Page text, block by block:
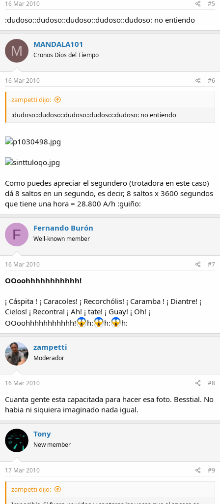
16 Mar 2010 #5
:dudoso::dudoso::dudoso::dudoso::dudoso: no entiendo
M MANDALA101
Cronos Dios del Tiempo
16 Mar 2010 #6
zampetti dijo:
:dudoso::dudoso::dudoso::dudoso::dudoso: no entiendo
Como puedes apreciar el segundero (trotadora en este caso)
dá 8 saltos en un segundo, es decir, 8 saltos x 3600 segundos
que tiene una hora = 28.800 A/h :guiño:
F Fernando Burón
Well-known member
16 Mar 2010 #7
OOoohhhhhhhhhhh!
¡ Cáspita ! ¡ Caracoles! ¡ Recorchólis! ¡ Caramba ! ¡ Diantre! ¡
Cielos! ¡ Recontra! ¡ Ah! ¡ tate! ¡ Guay! ¡ Oh! ¡
OOoohhhhhhhhhhh!
h: h: h:
zampetti
Moderador
16 Mar 2010 #8
Cuanta gente esta capacitada para hacer esa foto. Besstial. No
habia ni siquiera imaginado nada igual.
Tony
New member
17 Mar 2010 #9
zampetti dijo: